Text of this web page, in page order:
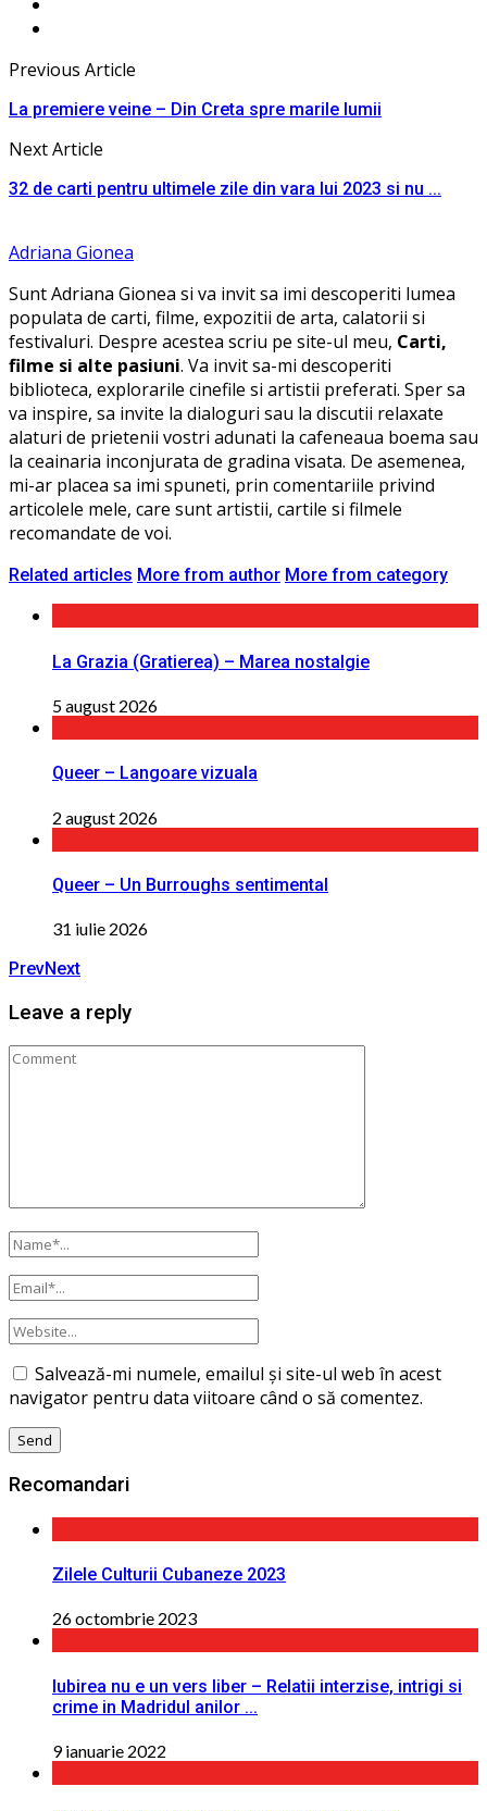
Previous Article
La premiere veine – Din Creta spre marile lumii
Next Article
32 de carti pentru ultimele zile din vara lui 2023 si nu ...
Adriana Gionea
Sunt Adriana Gionea si va invit sa imi descoperiti lumea
populata de carti, filme, expozitii de arta, calatorii si
festivaluri. Despre acestea scriu pe site-ul meu, Carti,
filme si alte pasiuni. Va invit sa-mi descoperiti
biblioteca, explorarile cinefile si artistii preferati. Sper sa
va inspire, sa invite la dialoguri sau la discutii relaxate
alaturi de prietenii vostri adunati la cafeneaua boema sau
la ceainaria inconjurata de gradina visata. De asemenea,
mi-ar placea sa imi spuneti, prin comentariile privind
articolele mele, care sunt artistii, cartile si filmele
recomandate de voi.
Related articles More from author More from category
La Grazia (Gratierea) – Marea nostalgie
5 august 2026
Queer – Langoare vizuala
2 august 2026
Queer – Un Burroughs sentimental
31 iulie 2026
PrevNext
Leave a reply
Salvează-mi numele, emailul și site-ul web în acest
navigator pentru data viitoare când o să comentez.
Recomandari
Zilele Culturii Cubaneze 2023
26 octombrie 2023
Iubirea nu e un vers liber – Relatii interzise, intrigi si
crime in Madridul anilor ...
9 ianuarie 2022